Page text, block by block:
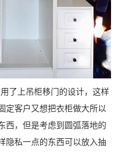
了上吊柜移门的设计，这样
定客户又想把衣柜做大所以
西，但是考虑到圆弧落地的
隐私一点的东西可以放入抽